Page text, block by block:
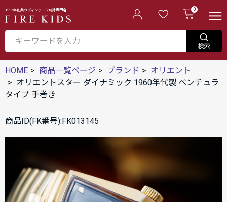
1995年創業のヴィンテージ時計専門店 0
HOME 商品一覧ページ ブランド
オリエント
オリエントスター ダイナミック 1960年代製 ベンチュラ
タイプ 手巻き
商品ID(FK番号):FK013145